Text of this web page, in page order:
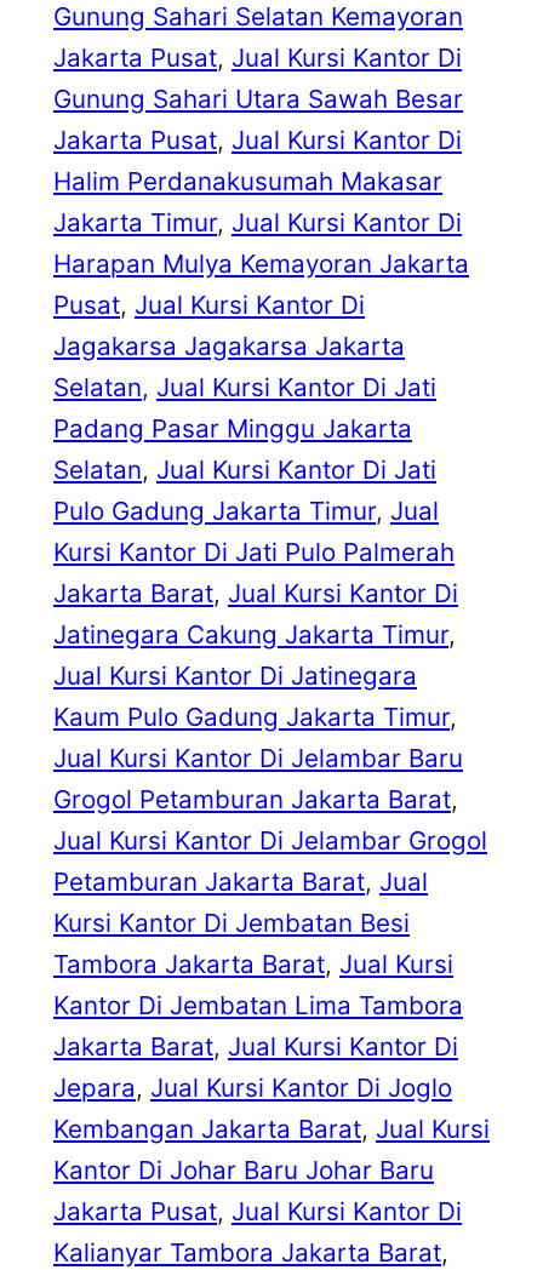
Gunung Sahari Selatan Kemayoran
Jakarta Pusat, Jual Kursi Kantor Di
Gunung Sahari Utara Sawah Besar
Jakarta Pusat, Jual Kursi Kantor Di
Halim Perdanakusumah Makasar
Jakarta Timur, Jual Kursi Kantor Di
Harapan Mulya Kemayoran Jakarta
Pusat, Jual Kursi Kantor Di
Jagakarsa Jagakarsa Jakarta
Selatan, Jual Kursi Kantor Di Jati
Padang Pasar Minggu Jakarta
Selatan, Jual Kursi Kantor Di Jati
Pulo Gadung Jakarta Timur, Jual
Kursi Kantor Di Jati Pulo Palmerah
Jakarta Barat, Jual Kursi Kantor Di
Jatinegara Cakung Jakarta Timur
Jual Kursi Kantor Di Jatinegara
Kaum Pulo Gadung Jakarta Timur
Jual Kursi Kantor Di Jelambar Baru
Grogol Petamburan Jakarta Barat
Jual Kursi Kantor Di Jelambar Grogol
Petamburan Jakarta Barat, Jual
Kursi Kantor Di Jembatan Besi
Tambora Jakarta Barat, Jual Kursi
Kantor Di Jembatan Lima Tambora
Jakarta Barat, Jual Kursi Kantor Di
Jepara, Jual Kursi Kantor Di Joglo
Kembangan Jakarta Barat, Jual Kursi
Kantor Di Johar Baru Johar Baru
Jakarta Pusat, Jual Kursi Kantor Di
Kalianyar Tambora Jakarta Barat